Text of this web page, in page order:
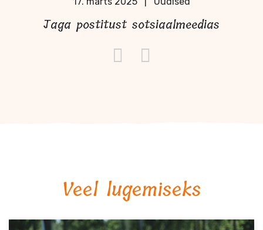
Jaga postitust sotsiaalmeedias
Veel lugemiseks